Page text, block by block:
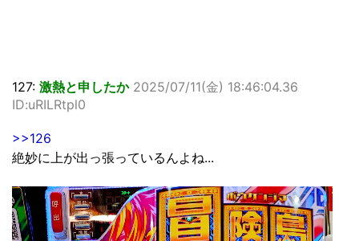
127: 激熱と申したか 2025/07/11(金) 18:46:04.36
ID:uRILRtpl0
>>126
絶妙に上が出っ張っているんよね...